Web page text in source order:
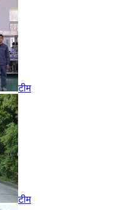
टीम
टीम